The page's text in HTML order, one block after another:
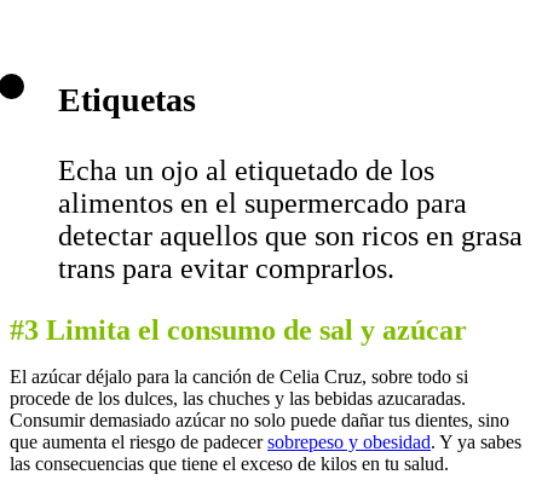
Etiquetas
Echa un ojo al etiquetado de los
alimentos en el supermercado para
detectar aquellos que son ricos en grasa
trans para evitar comprarlos.
#3 Limita el consumo de sal y azúcar
El azúcar déjalo para la canción de Celia Cruz, sobre todo si
procede de los dulces, las chuches y las bebidas azucaradas.
Consumir demasiado azúcar no solo puede dañar tus dientes, sino
que aumenta el riesgo de padecersobrepeso y obesidad. Y ya sabes
las consecuencias que tiene el exceso de kilos en tu salud.